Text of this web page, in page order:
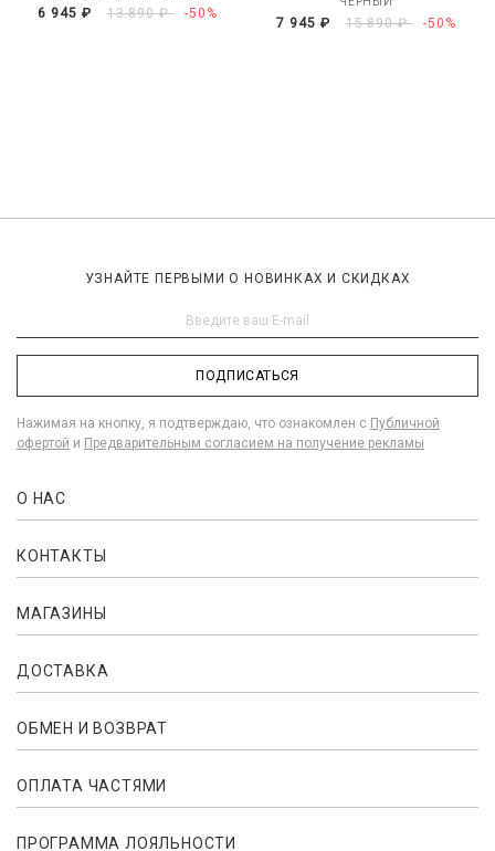
6 945 ₽ 13 890 ₽ -50%
7 945 ₽ 15 890 ₽ -50%
УЗНАЙТЕ ПЕРВЫМИ О НОВИНКАХ И СКИДКАХ
ПОДПИСАТЬСЯ
Нажимая на кнопку, я подтверждаю, что ознакомлен с Публичной
офертой и Предварительным согласием на получение рекламы
О НАС
КОНТАКТЫ
МАГАЗИНЫ
ДОСТАВКА
ОБМЕН И ВОЗВРАТ
ОПЛАТА ЧАСТЯМИ
ПРОГРАММА ЛОЯЛЬНОСТИ